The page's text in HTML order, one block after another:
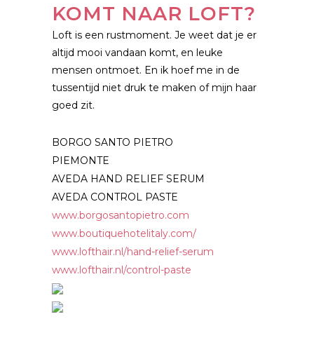
KOMT NAAR LOFT?
Loft is een rustmoment. Je weet dat je er
altijd mooi vandaan komt, en leuke
mensen ontmoet. En ik hoef me in de
tussentijd niet druk te maken of mijn haar
goed zit.
BORGO SANTO PIETRO
PIEMONTE
AVEDA HAND RELIEF SERUM
AVEDA CONTROL PASTE
www.borgosantopietro.com
www.boutiquehotelitaly.com/
www.lofthair.nl/hand-relief-serum
www.lofthair.nl/control-paste